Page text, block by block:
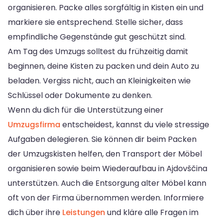
organisieren. Packe alles sorgfältig in Kisten ein und
markiere sie entsprechend. Stelle sicher, dass
empfindliche Gegenstände gut geschützt sind.
Am Tag des Umzugs solltest du frühzeitig damit
beginnen, deine Kisten zu packen und dein Auto zu
beladen. Vergiss nicht, auch an Kleinigkeiten wie
Schlüssel oder Dokumente zu denken.
Wenn du dich für die Unterstützung einer
Umzugsfirma entscheidest, kannst du viele stressige
Aufgaben delegieren. Sie können dir beim Packen
der Umzugskisten helfen, den Transport der Möbel
organisieren sowie beim Wiederaufbau in Ajdovščina
unterstützen. Auch die Entsorgung alter Möbel kann
oft von der Firma übernommen werden. Informiere
dich über ihre Leistungen und kläre alle Fragen im